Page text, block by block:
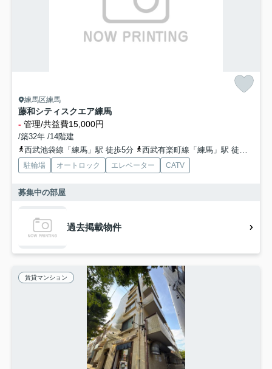
練馬区練馬
藤和シティスクエア練馬
- 管理/共益費15,000円
/築32年 /14階建
西武池袋線「練馬」駅 徒歩5分
西武有楽町線「練馬」駅 徒歩5分
駐輪場 オートロック エレベーター CATV
募集中の部屋
過去掲載物件
賃貸マンション